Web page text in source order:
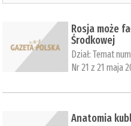
Rosja może
Środkowej
Dział:Temat
Nr 21 z 21 maja
Anatomia